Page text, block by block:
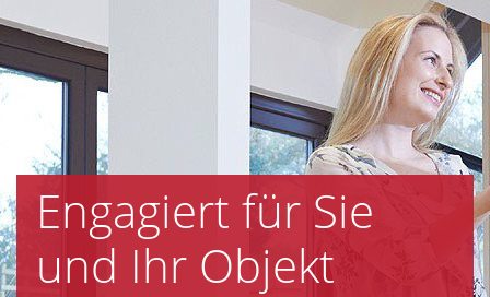
Engagiert für Sie
und Ihr Objekt